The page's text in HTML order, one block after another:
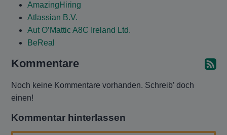
AmazingHiring
Atlassian B.V.
Aut O’Mattic A8C Ireland Ltd.
BeReal
Kommentare
Noch keine Kommentare vorhanden. Schreib’ doch
einen!
Kommentar hinterlassen